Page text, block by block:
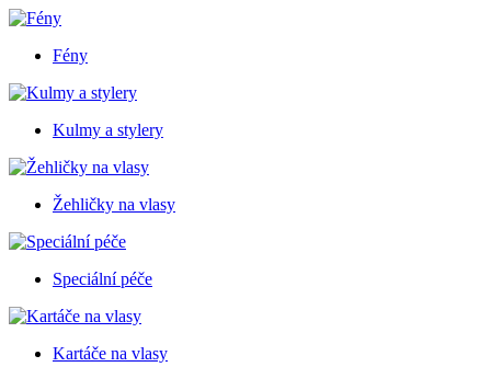
Fény
Kulmy a stylery
Žehličky na vlasy
Speciální péče
Kartáče na vlasy